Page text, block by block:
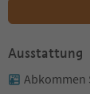
Ausstattung
Abkommen